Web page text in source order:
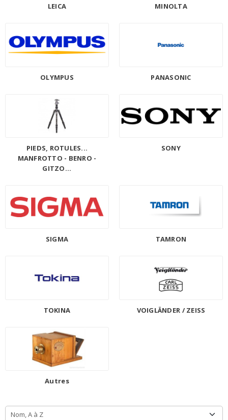
LEICA MINOLTA
OLYMPUS PANASONIC
PIEDS, ROTULES...
MANFROTTO - BENRO -
GITZO...
SONY
SIGMA TAMRON
TOKINA VOIGLÄNDER / ZEISS
Autres
Nom, A à Z